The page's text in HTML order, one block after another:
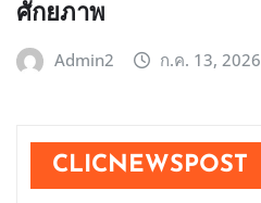
ศักยภาพ
Admin2 ก.ค. 13, 2026
CLICNEWSPOST